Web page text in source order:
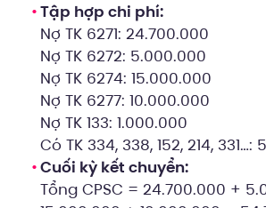
Tập hợp chi phí:
Nợ TK 6271: 24.700.000
Nợ TK 6272: 5.000.000
Nợ TK 6274: 15.000.000
Nợ TK 6277: 10.000.000
Nợ TK 133: 1.000.000
Có TK 334, 338, 152, 214, 331…:
Cuối kỳ kết chuyển:
Tổng CPSC = 24.700.000 +